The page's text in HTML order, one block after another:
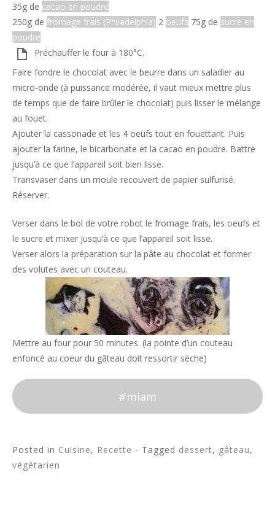
35g de cacao en poudre
250g de fromage frais (Philadelphia) 2 oeufs 75g de sucre en
poudre
Préchauffer le four à 180°C.
Faire fondre le chocolat avec le beurre dans un saladier au
micro-onde (à puissance modérée, il vaut mieux mettre plus
de temps que de faire brûler le chocolat) puis lisser le mélange
au fouet.
Ajouter la cassonade et les 4 oeufs tout en fouettant. Puis
ajouter la farine, le bicarbonate et la cacao en poudre. Battre
jusqu’à ce que l’appareil soit bien lisse.
Transvaser dans un moule recouvert de papier sulfurisé.
Réserver.
Verser dans le bol de votre robot le fromage frais, les oeufs et
le sucre et mixer jusqu’à ce que l’appareil soit lisse.
Verser alors la préparation sur la pâte au chocolat et former
des volutes avec un couteau.
Mettre au four pour 50 minutes. (la pointe d’un couteau
enfoncé au coeur du gâteau doit ressortir sèche)
#miam
Posted in Cuisine, Recette - Tagged dessert, gâteau,
végétarien